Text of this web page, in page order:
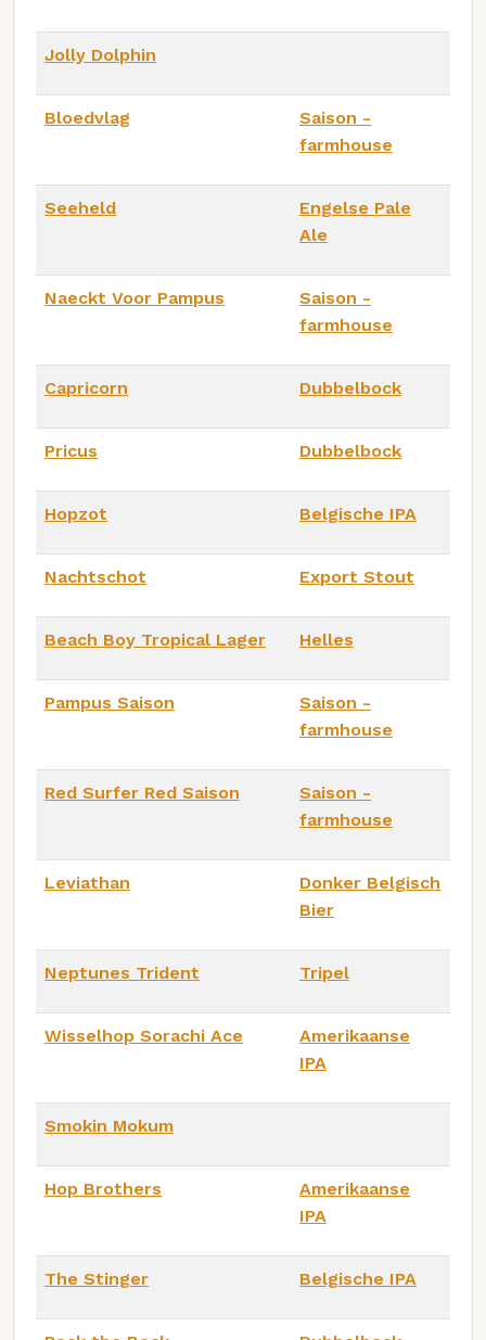
Jolly Dolphin
Bloedvlag
Saison -
farmhouse
Seeheld
Engelse Pale
Ale
Naeckt Voor Pampus
Saison -
farmhouse
Capricorn Dubbelbock
Pricus Dubbelbock
Hopzot Belgische IPA
Nachtschot Export Stout
Beach Boy Tropical Lager Helles
Pampus Saison
Saison -
farmhouse
Red Surfer Red Saison
Saison -
farmhouse
Leviathan
Donker Belgisch
Bier
Neptunes Trident Tripel
Wisselhop Sorachi Ace
Amerikaanse
IPA
Smokin Mokum
Hop Brothers
Amerikaanse
IPA
The Stinger Belgische IPA